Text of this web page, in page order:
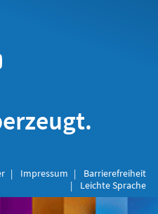
Impressum
Barrierefreiheit
Leichte Sprache